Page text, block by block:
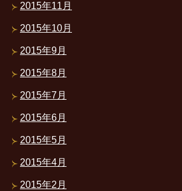
2015年11月
2015年10月
2015年9月
2015年8月
2015年7月
2015年6月
2015年5月
2015年4月
2015年2月